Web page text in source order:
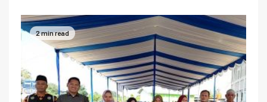
2 min read